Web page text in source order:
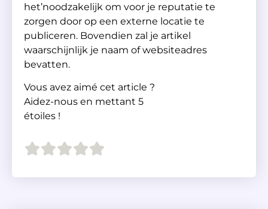
het’noodzakelijk om voor je reputatie te
zorgen door op een externe locatie te
publiceren. Bovendien zal je artikel
waarschijnlijk je naam of websiteadres
bevatten.
Vous avez aimé cet article ?
Aidez-nous en mettant 5
étoiles !